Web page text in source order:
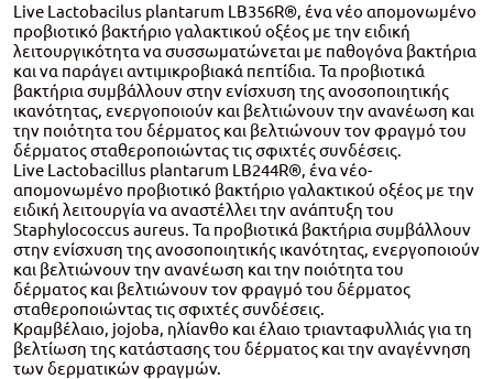
Live Lactobacilus plantarum LB356R®, ένα νέο απομονωμένο
προβιοτικό βακτήριο γαλακτικού οξέος με την ειδική
λειτουργικότητα να συσσωματώνεται με παθογόνα βακτήρια
και να παράγει αντιμικροβιακά πεπτίδια. Τα προβιοτικά
βακτήρια συμβάλλουν στην ενίσχυση της ανοσοποιητικής
ικανότητας, ενεργοποιούν και βελτιώνουν την ανανέωση και
την ποιότητα του δέρματος και βελτιώνουν τον φραγμό του
δέρματος σταθεροποιώντας τις σφιχτές συνδέσεις.
Live Lactobacillus plantarum LB244R®, ένα νέο-
απομονωμένο προβιοτικό βακτήριο γαλακτικού οξέος με την
ειδική λειτουργία να αναστέλλει την ανάπτυξη του
Staphylococcus aureus. Τα προβιοτικά βακτήρια συμβάλλουν
στην ενίσχυση της ανοσοποιητικής ικανότητας, ενεργοποιούν
και βελτιώνουν την ανανέωση και την ποιότητα του
δέρματος και βελτιώνουν τον φραγμό του δέρματος
σταθεροποιώντας τις σφιχτές συνδέσεις.
Κραμβέλαιο, jojoba, ηλίανθο και έλαιο τριανταφυλλιάς για τη
βελτίωση της κατάστασης του δέρματος και την αναγέννηση
των δερματικών φραγμών.